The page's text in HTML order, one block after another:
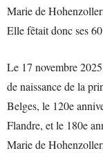
Marie de
Elle fêtait donc ses
Le 17 novembre
de naissance de la
Belges, le 120e
Flandre, et le 180e
Marie de